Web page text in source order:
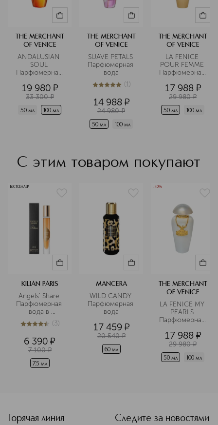
THE MERCHANT
OF VENICE
ANDALUSIAN
SOUL
Парфюмерная
19 980 ¤
33 300 ¤
50 мл 100 мл
THE MERCHANT
OF VENICE
SUAVE PETALS
Парфюмерная
вода
5из 51 (1)
14 988 ¤
24 980 ¤
50 мл 100 мл
THE MERCHANT
OF VENICE
LA FENICE
POUR FEMME
Парфюмерная
17 988 ¤
29 980 ¤
50 мл 100 мл
С этим товаром покупают
БЕСТСЕЛЛЕР
KILIAN PARIS
Angels' Share
Парфюмерная
вода в
дорожном
формате
4.7 из53 (3)
6 390 ¤
7 100 ¤
7.5 мл
MANCERA
WILD CANDY
Парфюмерная
вода
17 459 ¤
20 540 ¤
60 мл
-40%
THE MERCHANT
OF VENICE
LA FENICE MY
PEARLS
Парфюмерная
17 988 ¤
29 980 ¤
50 мл 100 мл
Горячая линия
Следите за новостями